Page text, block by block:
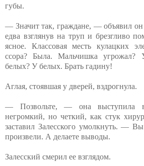
губы.
— Значит так, граждане, — объявил
едва взглянув на труп и брезгливо
ясное. Классовая месть кулацких
ссора? Была. Мальчишка угрожал?
белых? У белых. Брать гадину!
Аглая, стоявшая у дверей, вздрогнула.
— Позвольте, — она выступила
негромкий, но четкий, как стук
заставил Залесского умолкнуть. —
произвели. А делаете выводы.
Залесский смерил ее взглядом.